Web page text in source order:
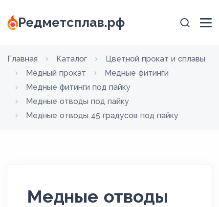
Редметсплав.рф
Главная Каталог
Цветной прокат и сплавы
Медный прокат
Медные фитинги
Медные фитинги под пайку
Медные отводы под пайку
Медные отводы 45 градусов под пайку
Медные отводы